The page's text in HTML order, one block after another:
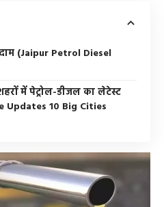
(Jaipur Petrol Diesel
में पेट्रोल-डीजल का लेटेस्ट
Updates 10 Big Cities